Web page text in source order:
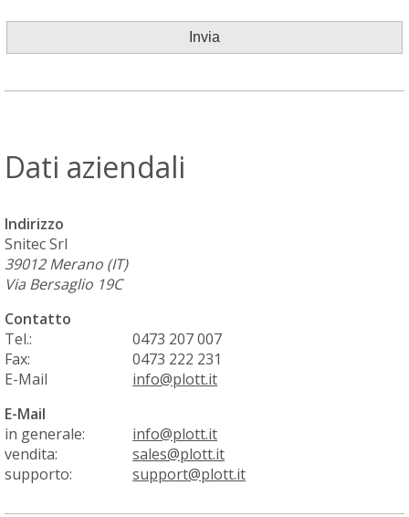
Dati aziendali
Indirizzo
Snitec Srl
39012 Merano (IT)
Via Bersaglio 19C
Contatto
Tel.:
0473 207 007
Fax:
0473 222 231
E-Mail
info@plott.it
E-Mail
in generale:
info@plott.it
vendita:
sales@plott.it
supporto:
support@plott.it